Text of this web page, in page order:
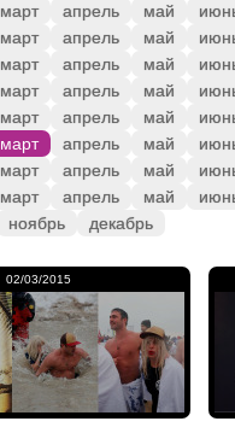
март апрель май
март апрель май
март апрель май
март апрель май
март апрель май
март апрель май
март апрель май
март апрель май
ноябрь декабрь
02/03/2015